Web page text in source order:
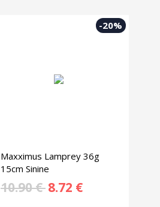
-20%
Maxximus Lamprey 36g
15cm Sinine
10.90 €8.72 €